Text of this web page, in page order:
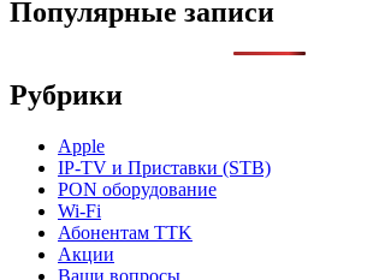
Популярные записи
Рубрики
Apple
IP-TV и Приставки (STB)
PON оборудование
Wi-Fi
Абонентам TTK
Акции